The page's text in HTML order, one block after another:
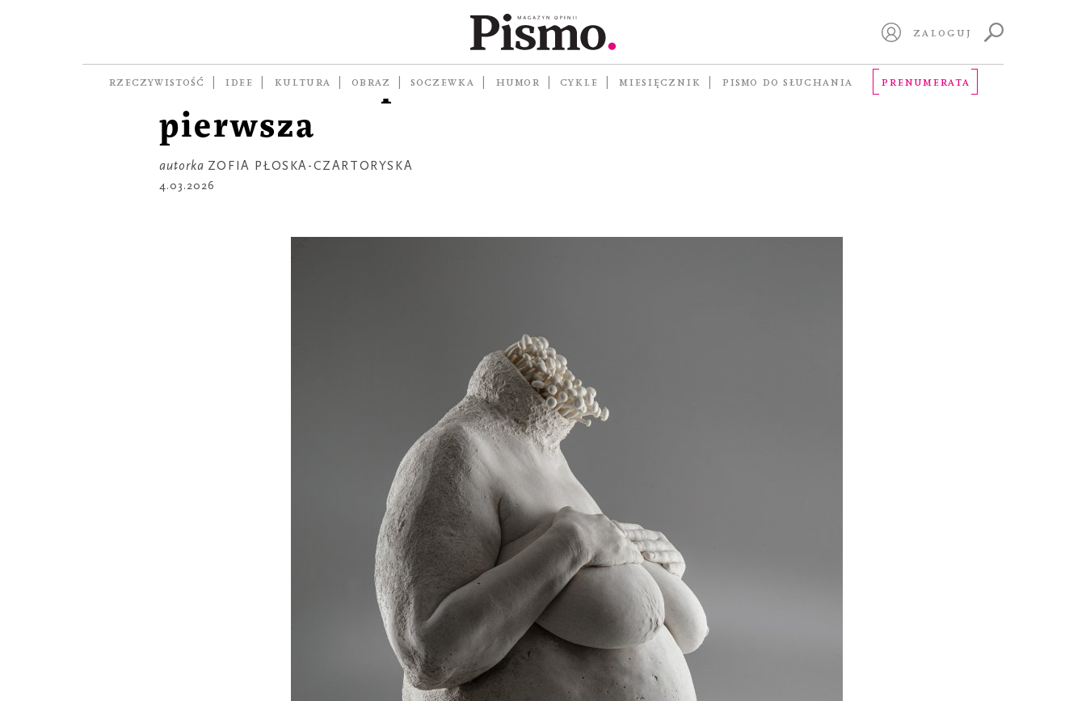
ZALOGUJ
RZECZYWISTOŚĆ IDEE KULTURA OBRAZ SOCZEWKA HUMOR CYKLE MIESIĘCZNIK PISMO DO SŁUCHANIA PRENUMERATA
Wenus antropocenu
pierwsza
autorka ZOFIA PŁOSKA-CZARTORYSKA
4.03.2026